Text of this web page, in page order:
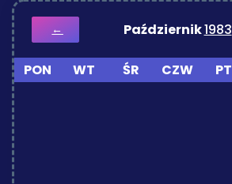
← Październik1983
PON WT ŚR CZW PT